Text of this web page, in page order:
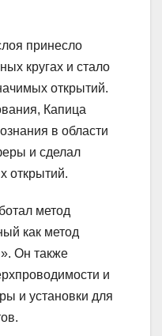
принесло
кругах и стало
открытий.
Капица
в области
и сделал
открытий.
метод
как метод
Он также
и
и установки для